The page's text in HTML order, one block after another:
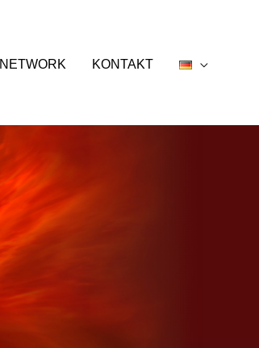
NETWORK KONTAKT